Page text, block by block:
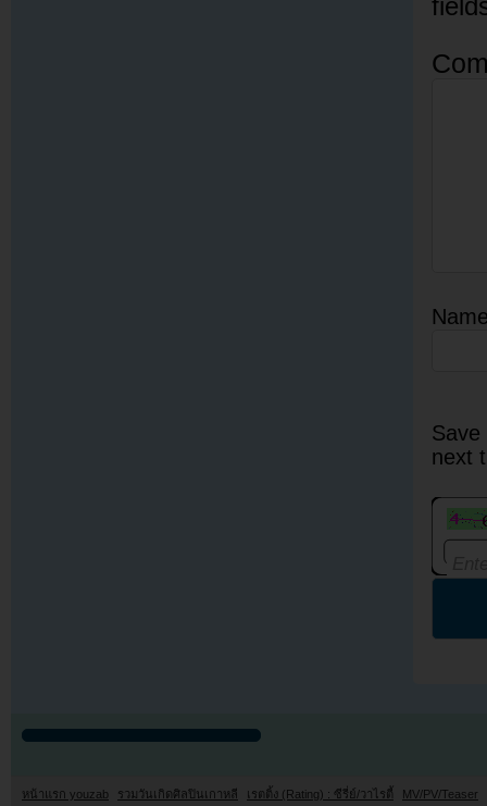
next
หน้าแรก youzab รวมวันเกิดศิลปินเกาหลี เรตติ้ง (Rating) : ซีรี่ย์/วาไรตี้
MV/PV/Teaser